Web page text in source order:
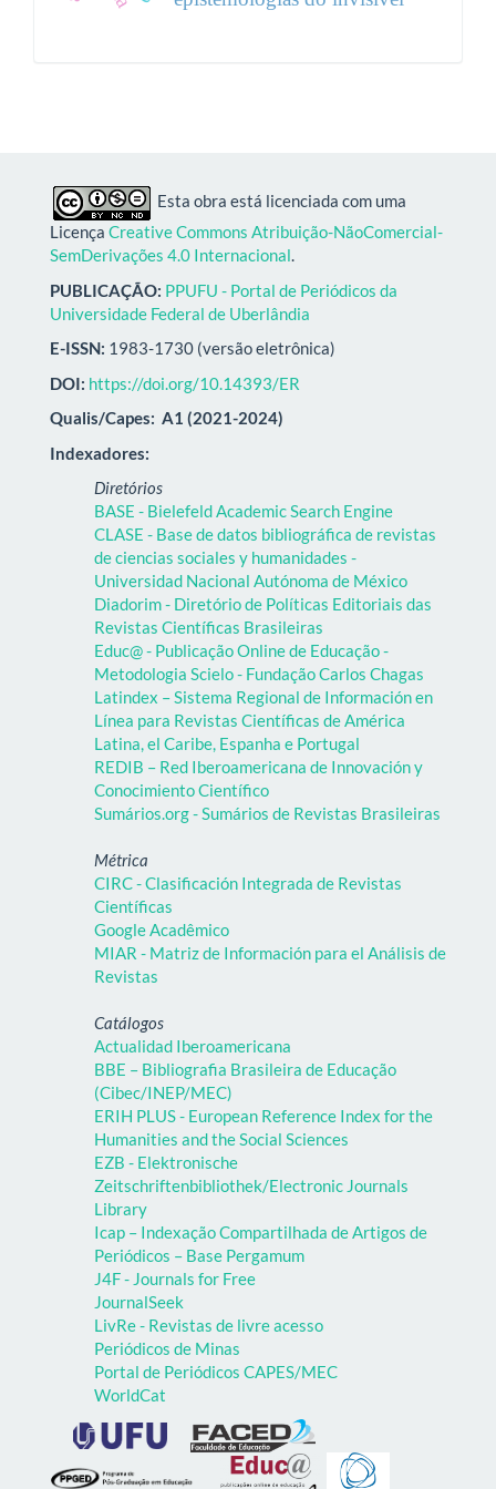
Esta obra está licenciada com uma
Licença Creative Commons Atribuição-NãoComercial-
SemDerivações 4.0 Internacional.
PUBLICAÇÃO: PPUFU - Portal de Periódicos da
Universidade Federal de Uberlândia
E-ISSN: 1983-1730 (versão eletrônica)
DOI: https://doi.org/10.14393/ER
Qualis/Capes: A1 (2021-2024)
Indexadores:
Diretórios
BASE - Bielefeld Academic Search Engine
CLASE - Base de datos bibliográfica de revistas
de ciencias sociales y humanidades -
Universidad Nacional Autónoma de México
Diadorim - Diretório de Políticas Editoriais das
Revistas Científicas Brasileiras
Educ@ - Publicação Online de Educação -
Metodologia Scielo - Fundação Carlos Chagas
Latindex – Sistema Regional de Información en
Línea para Revistas Científicas de América
Latina, el Caribe, Espanha e Portugal
REDIB – Red Iberoamericana de Innovación y
Conocimiento Científico
Sumários.org - Sumários de Revistas Brasileiras
Métrica
CIRC - Clasificación Integrada de Revistas
Científicas
Google Acadêmico
MIAR - Matriz de Información para el Análisis de
Revistas
Catálogos
Actualidad Iberoamericana
BBE – Bibliografia Brasileira de Educação
(Cibec/INEP/MEC)
ERIH PLUS - European Reference Index for the
Humanities and the Social Sciences
EZB - Elektronische
Zeitschriftenbibliothek/Electronic Journals
Library
Icap – Indexação Compartilhada de Artigos de
Periódicos – Base Pergamum
J4F - Journals for Free
JournalSeek
LivRe - Revistas de livre acesso
Periódicos de Minas
Portal de Periódicos CAPES/MEC
WorldCat